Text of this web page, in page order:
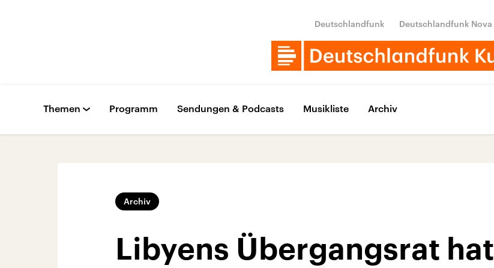
Deutschlandfunk Deutschlandfunk Nova
Themen Programm Sendungen & Podcasts Musikliste Archiv
Archiv
Libyens Übergangsrat hat